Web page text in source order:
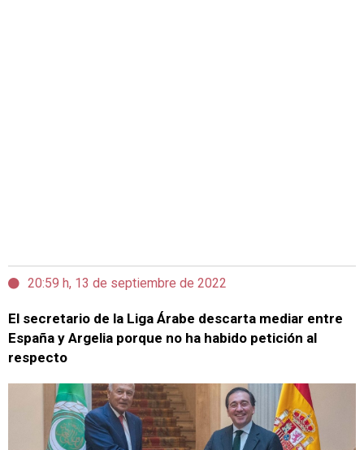
20:59 h, 13 de septiembre de 2022
El secretario de la Liga Árabe descarta mediar entre
España y Argelia porque no ha habido petición al
respecto